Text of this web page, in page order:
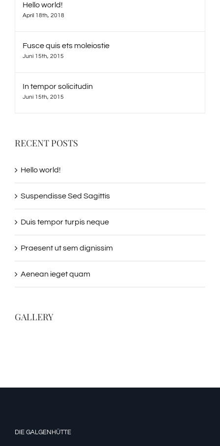
Hello world!
April 18th, 2018
Fusce quis ets moleiostie
Juni 15th, 2015
In tempor solicitudin
Juni 15th, 2015
RECENT POSTS
Hello world!
Suspendisse Sed Sagittis
Duis tempor turpis neque
Praesent ut sem dignissim
Aenean ieget quam
GALLERY
DIE GALGENHÜTTE